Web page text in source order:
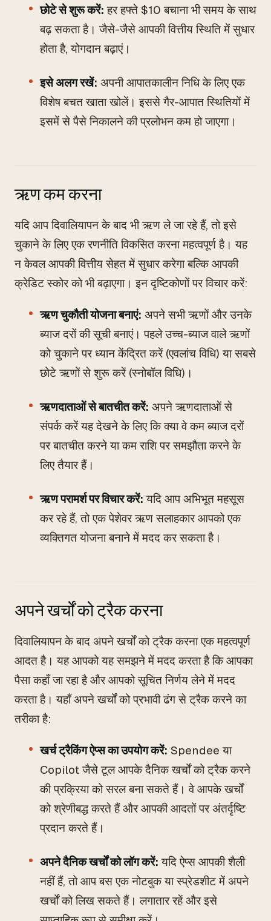
छोटे से शुरू करें: हर हफ्ते $10 बचाना भी समय के साथ
बढ़ सकता है। जैसे-जैसे आपकी वित्तीय स्थिति में सुधार
होता है, योगदान बढ़ाएं।
इसे अलग रखें: अपनी आपातकालीन निधि के लिए एक
विशेष बचत खाता खोलें। इससे गैर-आपात स्थितियों में
इसमें से पैसे निकालने की प्रलोभन कम हो जाएगा।
ऋण कम करना
यदि आप दिवालियापन के बाद भी ऋण ले जा रहे हैं, तो इसे
चुकाने के लिए एक रणनीति विकसित करना महत्वपूर्ण है। यह
न केवल आपकी वित्तीय सेहत में सुधार करेगा बल्कि आपकी
क्रेडिट स्कोर को भी बढ़ाएगा। इन दृष्टिकोणों पर विचार करें:
ऋण चुकौती योजना बनाएं: अपने सभी ऋणों और उनके
ब्याज दरों की सूची बनाएं। पहले उच्च-ब्याज वाले ऋणों
को चुकाने पर ध्यान केंद्रित करें (एवलांच विधि) या सबसे
छोटे ऋणों से शुरू करें (स्नोबॉल विधि)।
ऋणदाताओं से बातचीत करें: अपने ऋणदाताओं से
संपर्क करें यह देखने के लिए कि क्या वे कम ब्याज दरों
पर बातचीत करने या कम राशि पर समझौता करने के
लिए तैयार हैं।
ऋण परामर्श पर विचार करें: यदि आप अभिभूत महसूस
कर रहे हैं, तो एक पेशेवर ऋण सलाहकार आपको एक
व्यक्तिगत योजना बनाने में मदद कर सकता है।
अपने खर्चों को ट्रैक करना
दिवालियापन के बाद अपने खर्चों को ट्रैक करना एक महत्वपूर्ण
आदत है। यह आपको यह समझने में मदद करता है कि आपका
पैसा कहाँ जा रहा है और आपको सूचित निर्णय लेने में मदद
करता है। यहाँ अपने खर्चों को प्रभावी ढंग से ट्रैक करने का
तरीका है:
खर्च ट्रैकिंग ऐप्स का उपयोग करें: Spendee या
Copilot जैसे टूल आपके दैनिक खर्चों को ट्रैक करने
की प्रक्रिया को सरल बना सकते हैं। वे आपके खर्चों
को श्रेणीबद्ध करते हैं और आपकी आदतों पर अंतर्दृष्टि
प्रदान करते हैं।
अपने दैनिक खर्चों को लॉग करें: यदि ऐप्स आपकी शैली
नहीं हैं, तो आप बस एक नोटबुक या स्प्रेडशीट में अपने
खर्चों को लिख सकते हैं। लगातार रहें और इसे